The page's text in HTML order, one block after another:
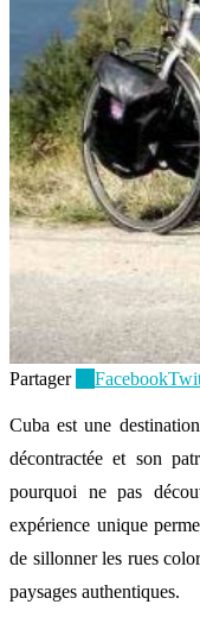
Partager Facebook
Cuba est une
décontractée et son
pourquoi ne pas
expérience unique
de sillonner les rues
paysages authentiques.